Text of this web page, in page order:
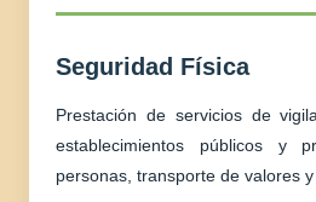
Seguridad Física
Prestación de servicios de
establecimientos públicos y
personas, transporte de valores